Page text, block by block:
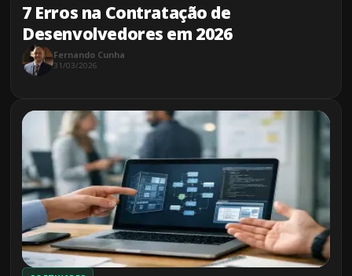
7 Erros na Contratação de
Desenvolvedores em 2026
Fernando Cunha
31/03/2026